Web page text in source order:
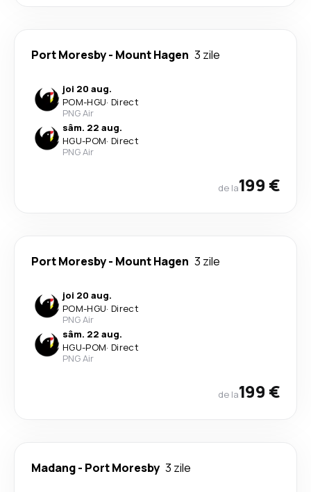
Port Moresby- Mount Hagen 3 zile
joi 20 aug.
POM-HGU· Direct
PNG Air
sâm. 22 aug.
HGU-POM· Direct
PNG Air
de la199 €
Port Moresby- Mount Hagen 3 zile
joi 20 aug.
POM-HGU· Direct
PNG Air
sâm. 22 aug.
HGU-POM· Direct
PNG Air
de la199 €
Madang- Port Moresby 3 zile